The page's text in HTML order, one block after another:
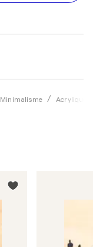
Minimalisme Acrylique